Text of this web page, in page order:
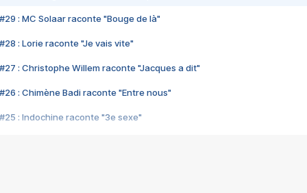
#29 : MC Solaar raconte "Bouge de là"
#28 : Lorie raconte "Je vais vite"
#27 : Christophe Willem raconte "Jacques a dit"
#26 : Chimène Badi raconte "Entre nous"
#25 : Indochine raconte "3e sexe"